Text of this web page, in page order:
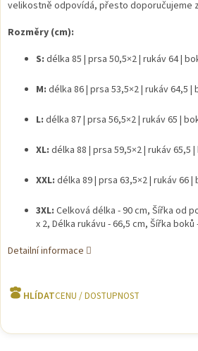
velikostně odpovídá, přesto doporučujeme
Rozměry (cm):
S: délka 85 | prsa 50,5×2 | rukáv 64 |
M: délka 86 | prsa 53,5×2 | rukáv 64,5 |
L: délka 87 | prsa 56,5×2 | rukáv 65 |
XL: délka 88 | prsa 59,5×2 | rukáv 65,5
XXL: délka 89 | prsa 63,5×2 | rukáv 66 |
3XL: Celková délka - 90 cm, Šířka od
x 2, Délka rukávu - 66,5 cm, Šířka boků
Detailní informace
HLÍDAT